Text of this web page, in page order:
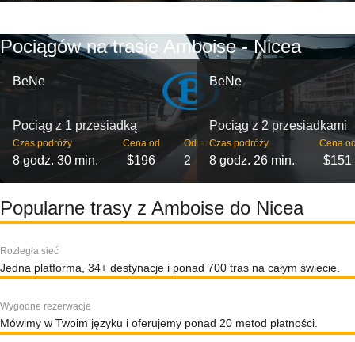
Pociągów na trasie Amboise - Nicea
BeNe
Pociąg z 1 przesiadką
Czas podróży
8 godz. 30 min.
Cena od
$196
Odjazdy
2
BeNe
Pociąg z 2 przesiadkami
Czas podróży
8 godz. 26 min.
Cena
$151
Popularne trasy z Amboise do Nicea
Rozległa sieć
Jedna platforma, 34+ destynacje i ponad 700 tras na całym świecie.
Wygodne rezerwacje
Mówimy w Twoim języku i oferujemy ponad 20 metod płatności.